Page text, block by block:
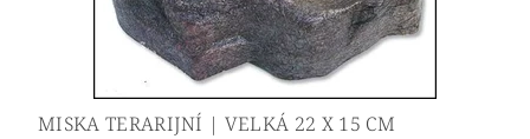
MISKA TERARIJNÍ | VELKÁ 22 X 15 CM